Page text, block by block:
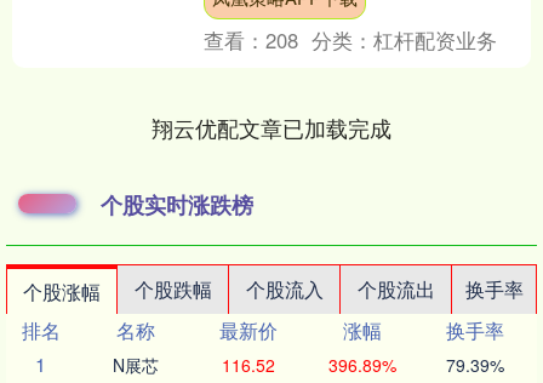
示，近年来国内蛋糕市场....
查看：208 分类：杠杆配资业务
翔云优配文章已加载完成
个股实时涨跌榜
个股涨幅 个股跌幅 个股流入 个股流出
换手率
排名
名称 最新价 涨幅
换手率
1
N展芯 116.52 396.89% 79.39%